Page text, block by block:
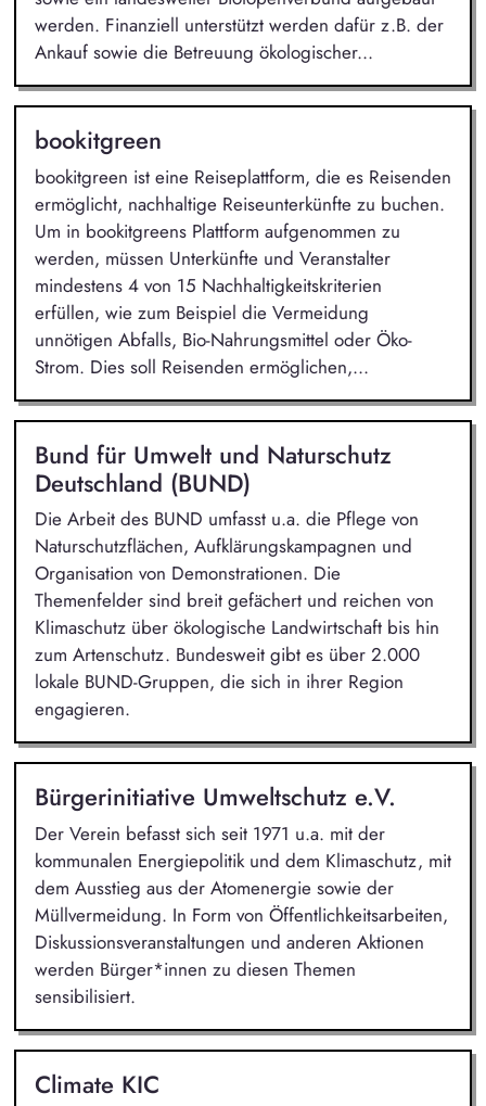
werden. Finanziell unterstützt werden dafür z.B. der
Ankauf sowie die Betreuung ökologischer...
bookitgreen
bookitgreen ist eine Reiseplattform, die es Reisenden
ermöglicht, nachhaltige Reiseunterkünfte zu buchen.
Um in bookitgreens Plattform aufgenommen zu
werden, müssen Unterkünfte und Veranstalter
mindestens 4 von 15 Nachhaltigkeitskriterien
erfüllen, wie zum Beispiel die Vermeidung
unnötigen Abfalls, Bio-Nahrungsmittel oder Öko-
Strom. Dies soll Reisenden ermöglichen,...
Bund für Umwelt und Naturschutz
Deutschland (BUND)
Die Arbeit des BUND umfasst u.a. die Pflege von
Naturschutzflächen, Aufklärungskampagnen und
Organisation von Demonstrationen. Die
Themenfelder sind breit gefächert und reichen von
Klimaschutz über ökologische Landwirtschaft bis hin
zum Artenschutz. Bundesweit gibt es über 2.000
lokale BUND-Gruppen, die sich in ihrer Region
engagieren.
Bürgerinitiative Umweltschutz e.V.
Der Verein befasst sich seit 1971 u.a. mit der
kommunalen Energiepolitik und dem Klimaschutz, mit
dem Ausstieg aus der Atomenergie sowie der
Müllvermeidung. In Form von Öffentlichkeitsarbeiten,
Diskussionsveranstaltungen und anderen Aktionen
werden Bürger*innen zu diesen Themen
sensibilisiert.
Climate KIC